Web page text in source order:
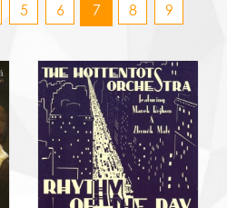
5 6 7 8 9